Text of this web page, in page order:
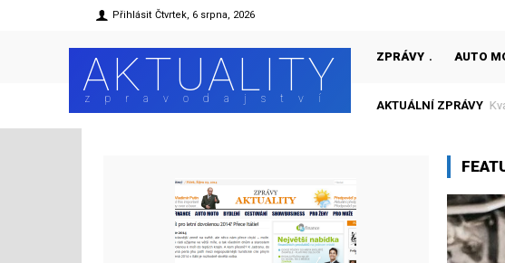
Přihlásit Čtvrtek, 6 srpna, 2026
AKTUALITY
zpravodajství
ZPRÁVY AUTO
AKTUÁLNÍ ZPRÁVY